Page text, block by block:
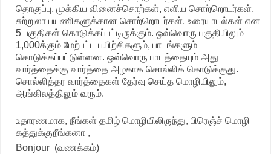
தொகுப்பு, முக்கிய வினைச்சொற்கள், எளிய சொற்றொடர்கள்,
சுற்றுலா பயணிகளுக்கான சொற்றொடர்கள், உரையாடல்கள் என
5 பகுதிகள் கொடுக்கப்பட்டிருக்கும். ஒவ்வொரு பகுதியிலும்
1,000க்கும் மேற்பட்ட பயிற்சிகளும், பாடங்களும்
கொடுக்கப்பட்டுள்ளன. ஒவ்வொரு பாடத்தையும் அது
வார்த்தைக்கு வார்த்தை அழகாக சொல்லிக் கொடுக்குது.
சொல்லித்தர வார்த்தைகள் தேர்வு செய்த மொழியிலும்,
ஆங்கிலத்திலும் வரும்.
உதாரணமாக, நீங்கள் தமிழ் மொழியிலிருந்து, பிரெஞ்ச் மொழி
கத்துக்குறீங்கனா ,
Bonjour (வணக்கம்)